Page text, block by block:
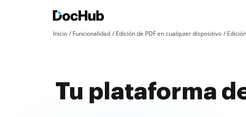
Inicio Funcionalidad Edición de PDF en cualquier dispositivo
Tu plataforma